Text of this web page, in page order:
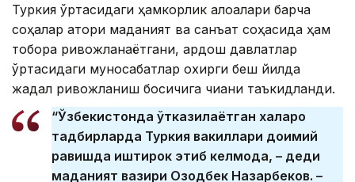
Туркия ўртасидаги ҳамкорлик алоқалари барча
соҳалар қатори маданият ва санъат соҳасида ҳам
тобора ривожланаётгани, қардош давлатлар
ўртасидаги муносабатлар охирги беш йилда
жадал ривожланиш босқичига чиққани таъкидланди.
“Ўзбекистонда ўтказилаётган халқаро
тадбирларда Туркия вакиллари доимий
равишда иштирок этиб келмоқда, – деди
маданият вазири Озодбек Назарбеков. –